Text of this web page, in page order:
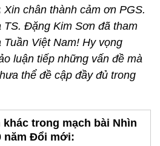
Xin chân thành cảm ơn PGS.
TS. Đặng Kim Sơn đã tham
Việt Nam! Hy vọng
luận tiếp những vấn đề mà
thể đề cập đầy đủ trong
khác trong mạch bài Nhìn
năm Đổi mới: